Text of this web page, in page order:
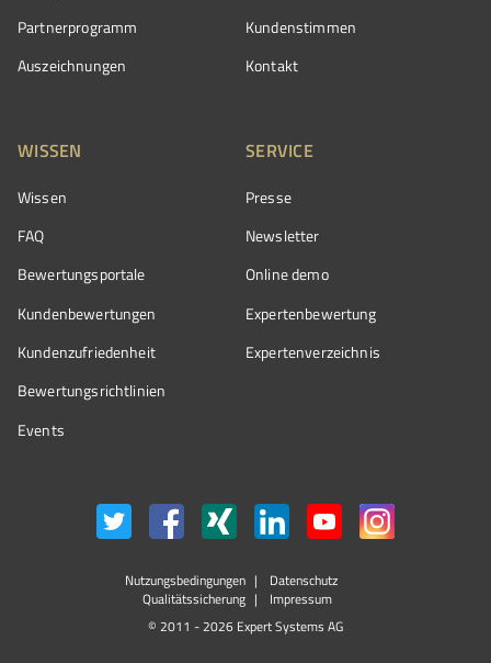
Partnerprogramm
Auszeichnungen
Kundenstimmen
Kontakt
WISSEN
Wissen
FAQ
Bewertungsportale
Kundenbewertungen
Kundenzufriedenheit
Bewertungs­richtlinien
Events
SERVICE
Presse
Newsletter
Online demo
Expertenbewertung
Expertenverzeichnis
Nutzungsbedingungen
Datenschutz
Qualitätssicherung
Impressum
© 2011 - 2026 Expert Systems AG